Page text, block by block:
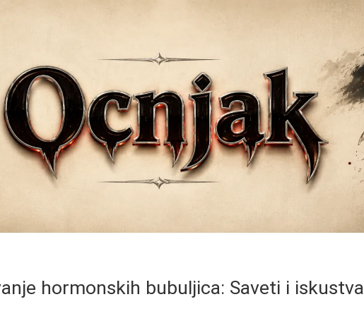
hormonskih bubuljica: Saveti i iskustva